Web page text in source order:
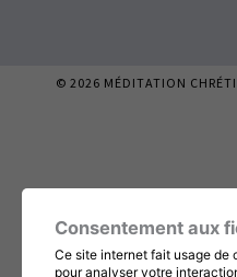
© 2026 MÉDITATION
Consentement aux
Ce site internet fait usage de
pour analyser votre